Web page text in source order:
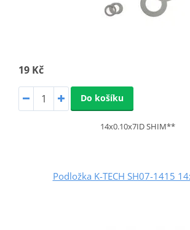
19 Kč
Do košíku
14x0.10x7ID SHIM**
Podložka K-TECH SH07-1415